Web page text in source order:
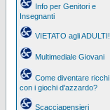
Info per Genitori e
Insegnanti
VIETATO agli ADULTI!
Multimediale Giovani
Come diventare ricchi
con i giochi d'azzardo?
Scacciapensieri